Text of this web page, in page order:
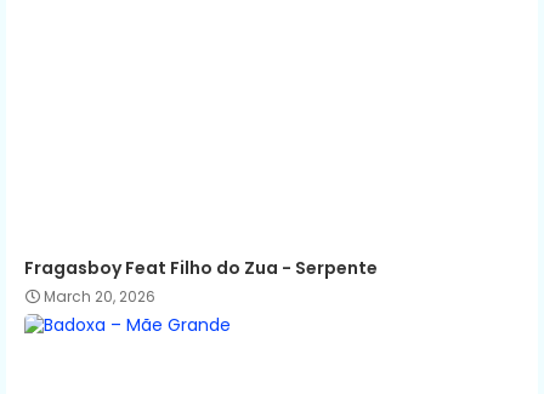
Fragasboy Feat Filho do Zua - Serpente
March 20, 2026